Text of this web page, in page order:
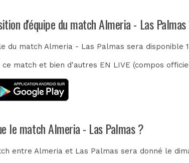
d'équipe du match Almeria - Las
du match Almeria - Las Palmas sera disponible
match et bien d'autres EN LIVE (compos
le match Almeria - Las Palmas ?
entre Almeria et Las Palmas sera donné le